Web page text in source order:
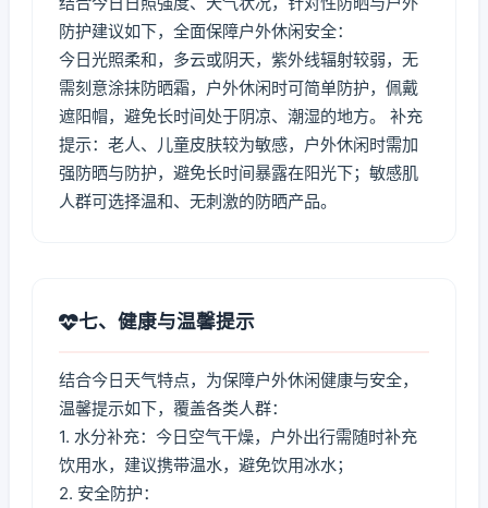
防护建议如下，全面保障户外休闲安全：
今日光照柔和，多云或阴天，紫外线辐射较弱，无
需刻意涂抹防晒霜，户外休闲时可简单防护，佩戴
遮阳帽，避免长时间处于阴凉、潮湿的地方。 补充
提示：老人、儿童皮肤较为敏感，户外休闲时需加
强防晒与防护，避免长时间暴露在阳光下；敏感肌
人群可选择温和、无刺激的防晒产品。
七、健康与温馨提示
结合今日天气特点，为保障户外休闲健康与安全，
温馨提示如下，覆盖各类人群：
1. 水分补充：今日空气干燥，户外出行需随时补充
饮用水，建议携带温水，避免饮用冰水；
2. 安全防护：